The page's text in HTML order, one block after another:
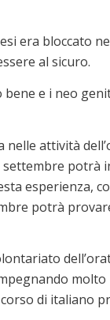
era bloccato
al sicuro.
bene e i neo
attività
potrà
esperienza,
potrà
di italiano